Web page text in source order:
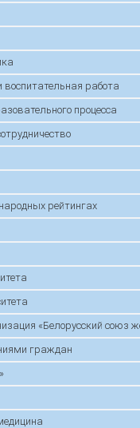
воспитательная работа
процесса
рейтингах
«Белорусский союз
граждан